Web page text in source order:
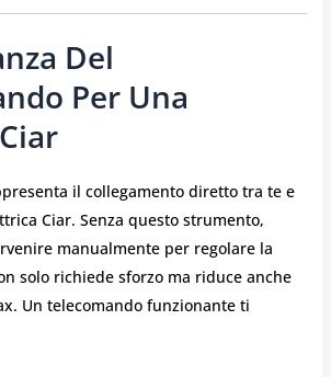
Del
Per Una
il collegamento diretto tra te e
Ciar. Senza questo strumento,
manualmente per regolare la
solo richiede sforzo ma riduce anche
Un telecomando funzionante ti